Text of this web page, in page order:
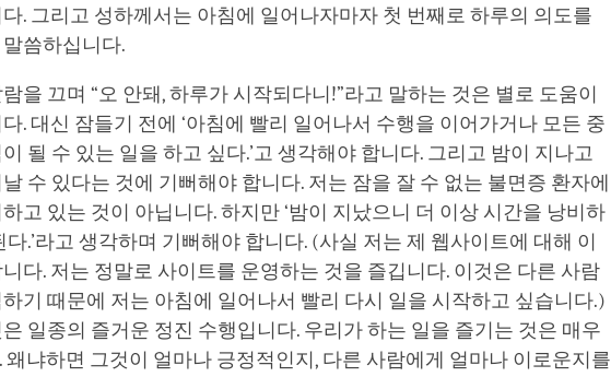
. 그리고 성하께서는 아침에 일어나자마자 첫 번째로 하루의 의도를
씀하십니다.
을 끄며 “오 안돼, 하루가 시작되다니!”라고 말하는 것은 별로 도움이
. 대신 잠들기 전에 ‘아침에 빨리 일어나서 수행을 이어가거나 모든 중
될 수 있는 일을 하고 싶다.’고 생각해야 합니다. 그리고 밤이 지나고
수 있다는 것에 기뻐해야 합니다. 저는 잠을 잘 수 없는 불면증 환자에
고 있는 것이 아닙니다. 하지만 ‘밤이 지났으니 더 이상 시간을 낭비하
.’라고 생각하며 기뻐해야 합니다. (사실 저는 제 웹사이트에 대해 이
다. 저는 정말로 사이트를 운영하는 것을 즐깁니다. 이것은 다른 사람
기 때문에 저는 아침에 일어나서 빨리 다시 일을 시작하고 싶습니다.)
일종의 즐거운 정진 수행입니다. 우리가 하는 일을 즐기는 것은 매우
왜냐하면 그것이 얼마나 긍정적인지, 다른 사람에게 얼마나 이로운지를